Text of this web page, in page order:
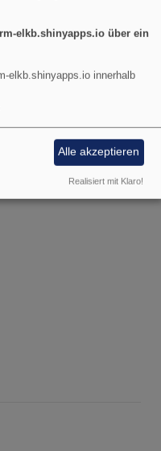
Tagung
elkb.shinyapps.io über ein
elkb.shinyapps.io innerhalb
Alle akzeptieren
Realisiert mit Klaro!